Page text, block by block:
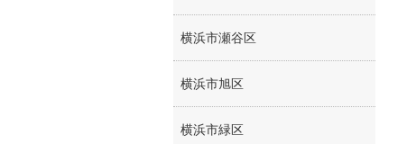
横浜市瀬谷区
横浜市旭区
横浜市緑区